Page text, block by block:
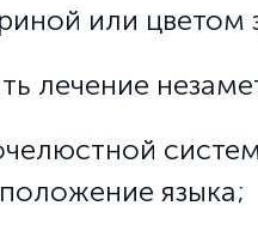
или цветом
лечение
языка;